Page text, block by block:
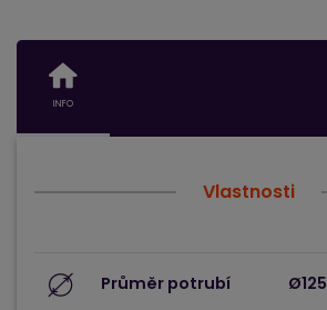
INFO
Vlastnosti
Průměr potrubí Ø125